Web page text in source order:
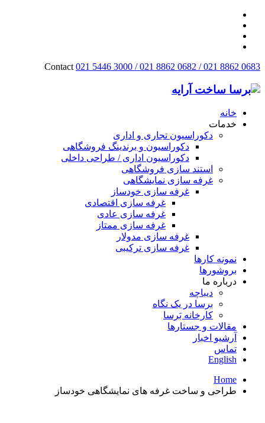
Contact 021 5446 3000 / 021 8862 0682 / 021 8862 0683
خانه
خدمات
دکوراسیون تجاری و اداری
دکوراسیون و برندینگ فروشگاهی
دکوراسیون اداری / طراحی داخلی
استند سازی فروشگاهی
غرفه سازی نمایشگاهی
غرفه سازی خودساز
غرفه سازی اقتصادی
غرفه سازی عادی
غرفه سازی ممتاز
غرفه سازی مدولار
غرفه سازی ترکیبی
نمونه کارها
بروشورها
درباره ما
دیباچه
برسا در یک نگاه
کارخانه بَرسا
مقالات و جستارها
آرشیو اخبار
تماس
English
Home
طراحی و ساخت غرفه های نمایشگاهی خودساز